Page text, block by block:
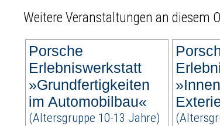
Weitere Veranstaltungen an diesem
Porsche
Erlebniswerkstatt
»Grundfertigkeiten
im Automobilbau«
(Altersgruppe 10-13 Jahre)